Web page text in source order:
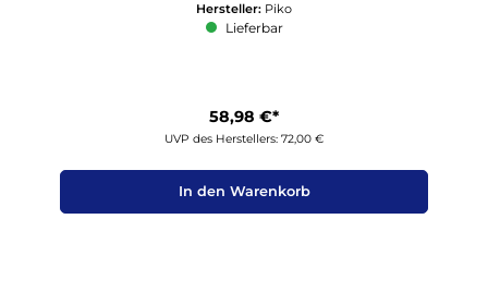
Hersteller: Piko
Lieferbar
58,98 €*
UVP des Herstellers: 72,00 €
In den Warenkorb